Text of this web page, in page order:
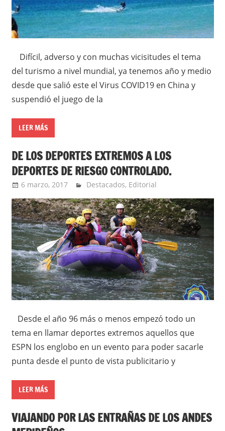
Difícil, adverso y con muchas vicisitudes el tema
del turismo a nivel mundial, ya tenemos año y medio
desde que salió este el Virus COVID19 en China y
suspendió el juego de la
LEER MÁS
DE LOS DEPORTES EXTREMOS A LOS
DEPORTES DE RIESGO CONTROLADO.
6 marzo, 2017 admin
Destacados, Editorial
Desde el año 96 más o menos empezó todo un
tema en llamar deportes extremos aquellos que
ESPN los englobo en un evento para poder sacarle
punta desde el punto de vista publicitario y
LEER MÁS
VIAJANDO POR LAS ENTRAÑAS DE LOS ANDES